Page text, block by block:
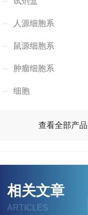
人源细胞系
鼠源细胞系
肿瘤细胞系
细胞
查看全部产品
相关文章
ARTICLES